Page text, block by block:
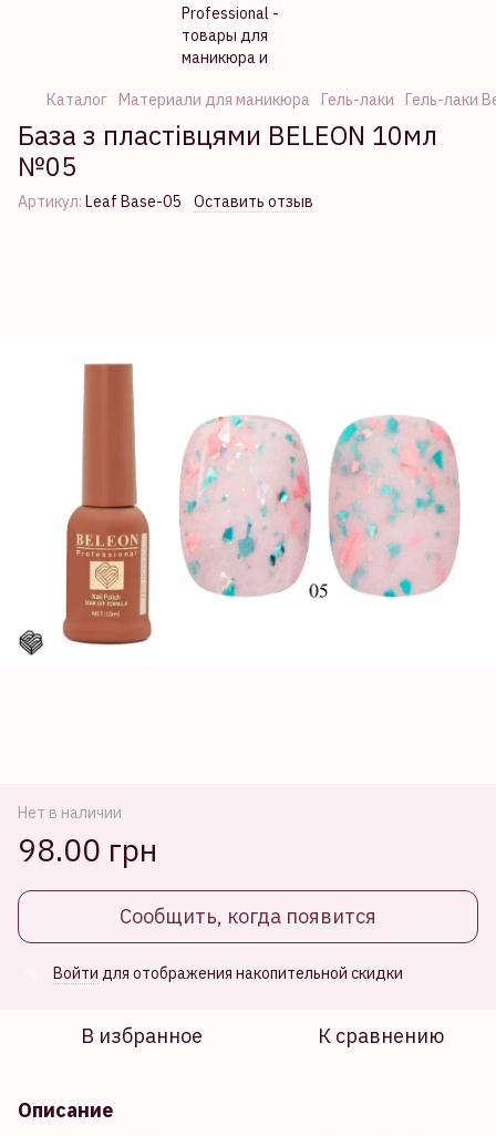
Каталог Материали для маникюра Гель-лаки Гель-лаки
База з пластівцями BELEON 10мл
№05
Артикул: Leaf Base-05 Оставить отзыв
Нет в наличии
98.00 грн
Сообщить, когда появится
Войти для отображения накопительной скидки
В избранное К сравнению
Описание